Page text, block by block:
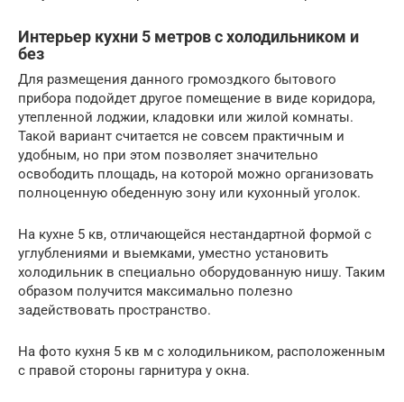
Интерьер кухни 5 метров с холодильником и
без
Для размещения данного громоздкого бытового
прибора подойдет другое помещение в виде коридора,
утепленной лоджии, кладовки или жилой комнаты.
Такой вариант считается не совсем практичным и
удобным, но при этом позволяет значительно
освободить площадь, на которой можно организовать
полноценную обеденную зону или кухонный уголок.
На кухне 5 кв, отличающейся нестандартной формой с
углублениями и выемками, уместно установить
холодильник в специально оборудованную нишу. Таким
образом получится максимально полезно
задействовать пространство.
На фото кухня 5 кв м с холодильником, расположенным
с правой стороны гарнитура у окна.